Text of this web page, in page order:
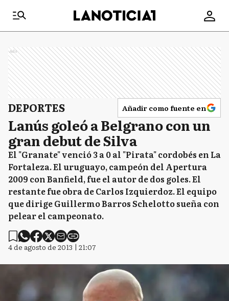
Ads
DEPORTES Añadir como fuente en
Lanús goleó a Belgrano con un
gran debut de Silva
El "Granate" venció 3 a 0 al "Pirata" cordobés en La
Fortaleza. El uruguayo, campeón del Apertura
2009 con Banfield, fue el autor de dos goles. El
restante fue obra de Carlos Izquierdoz. El equipo
que dirige Guillermo Barros Schelotto sueña con
pelear el campeonato.
4 de agosto de 2013 | 21:07